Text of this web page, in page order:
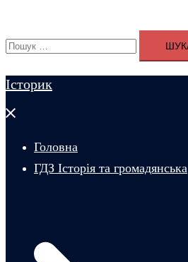
Пошук:
Історик
Закрити
Головна
ГДЗ Історія та громадянська